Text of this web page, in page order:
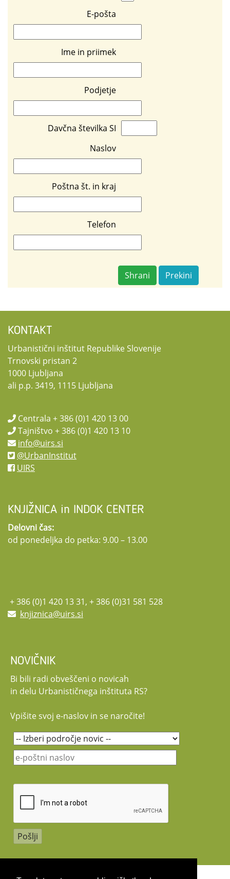
E-pošta
Ime in priimek
Podjetje
Davčna številka SI
Naslov
Poštna št. in kraj
Telefon
Shrani Prekini
KONTAKT
Urbanistični inštitut Republike Slovenije
Trnovski pristan 2
1000 Ljubljana
ali p.p. 3419, 1115 Ljubljana
Centrala + 386 (0)1 420 13 00
Tajništvo + 386 (0)1 420 13 10
info@uirs.si
@UrbanInstitut
UIRS
KNJIŽNICA in INDOK CENTER
Delovni čas:
od ponedeljka do petka: 9.00 – 13.00
+ 386 (0)1 420 13 31, + 386 (0)31 581 528
knjiznica@uirs.si
NOVIČNIK
Bi bili radi obveščeni o novicah
in delu Urbanističnega inštituta RS?
Vpišite svoj e-naslov in se naročite!